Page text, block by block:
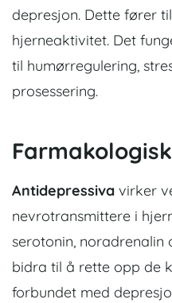
depresjon. Dette fører
hjerneaktivitet. Det
til humørregulering,
prosessering.
Antidepressiva virker
nevrotransmittere i
serotonin, noradrenalin
bidra til å rette opp de
forbundet med